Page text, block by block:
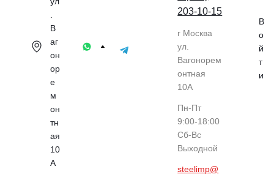
В
аг
он
ор
е
м
он
тн
ая
10
А
203-10-15
г Москва
ул.
Вагонорем
онтная
10А
Пн-Пт
9:00-18:00
Cб-Вс
Выходной
steelimp@
В
о
й
т
и